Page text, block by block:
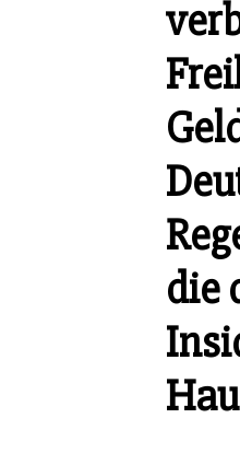
die